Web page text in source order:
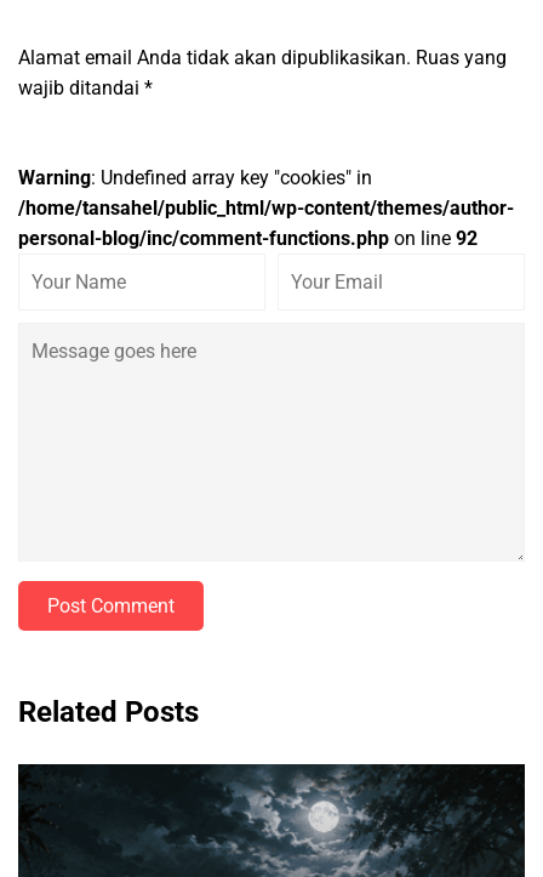
Alamat email Anda tidak akan dipublikasikan. Ruas yang
wajib ditandai *
Warning: Undefined array key "cookies" in
/home/tansahel/public_html/wp-content/themes/author-
personal-blog/inc/comment-functions.php on line 92
Post Comment
Related Posts